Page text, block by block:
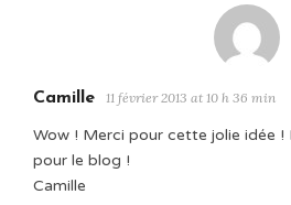
Camille 11 février 2013 at 10 h 36 min
Wow ! Merci pour cette jolie idée
pour le blog !
Camille